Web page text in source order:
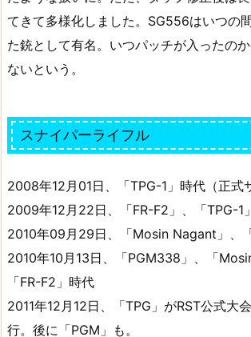
てきて多様化しました。SG556はいつの
た銃として有名。いつパッチが入ったの
ないという。
スナイパーライフル
2008年12月01日、「TPG-1」時代（正式
2009年12月22日、「FR-F2」、「TPG-1
2010年09月29日、「Mosin Nagant」、
2010年10月13日、「PGM338」、「
「FR-F2」時代
2011年12月12日、「TPG」がRST公式大
行。後に「PGM」も。